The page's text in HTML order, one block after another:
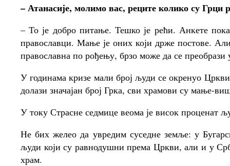
– Атанасије, молимо вас, реците колико су Грци
– То је добро питање. Тешко је рећи. Анкете
православци. Мање је оних који држе постове.
православна по рођењу, брзо може да се преобрази
У годинама кризе мали број људи се окренуо
долази значајан број Грка, сви храмови су мање-
У току Страсне седмице веома је висок проценат
Не бих желео да увредим суседне земље: у
људи који су равнодушни према Цркви, али и у
храм.